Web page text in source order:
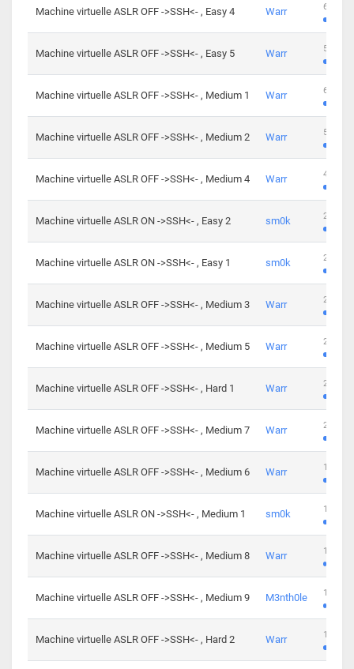
Machine virtuelle ASLR OFF ->SSH<- , Easy 4 Warr 645
Machine virtuelle ASLR OFF ->SSH<- , Easy 5 Warr 561
Machine virtuelle ASLR OFF ->SSH<- , Medium 1 Warr 605
Machine virtuelle ASLR OFF ->SSH<- , Medium 2 Warr 509
Machine virtuelle ASLR OFF ->SSH<- , Medium 4 Warr 413
Machine virtuelle ASLR ON ->SSH<- , Easy 2 sm0k 247
Machine virtuelle ASLR ON ->SSH<- , Easy 1 sm0k 219
Machine virtuelle ASLR OFF ->SSH<- , Medium 3 Warr 280
Machine virtuelle ASLR OFF ->SSH<- , Medium 5 Warr 265
Machine virtuelle ASLR OFF ->SSH<- , Hard 1 Warr 224
Machine virtuelle ASLR OFF ->SSH<- , Medium 7 Warr 230
Machine virtuelle ASLR OFF ->SSH<- , Medium 6 Warr 168
Machine virtuelle ASLR ON ->SSH<- , Medium 1 sm0k 139
Machine virtuelle ASLR OFF ->SSH<- , Medium 8 Warr 112
Machine virtuelle ASLR OFF ->SSH<- , Medium 9 M3nth0le 100
Machine virtuelle ASLR OFF ->SSH<- , Hard 2 Warr 176